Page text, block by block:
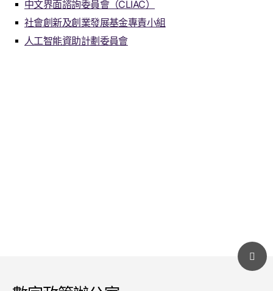
中文界面諮詢委員會（CLIAC）
社會創新及創業發展基金專責小組
人工智能資助計劃委員會